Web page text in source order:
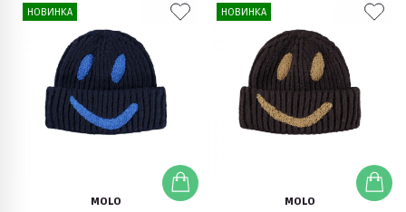
НОВИНКА
MOLO
НОВИНКА
MOLO